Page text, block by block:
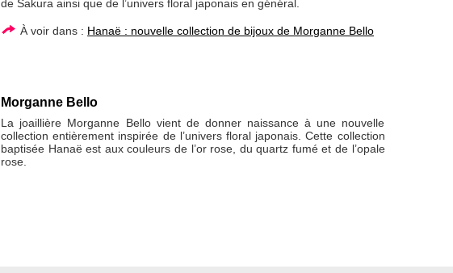
de Sakura ainsi que de l’univers floral japonais en général.
À voir dans : Hanaë : nouvelle collection de bijoux de Morganne Bello
Morganne Bello
La joaillière Morganne Bello vient de donner naissance à une nouvelle
collection entièrement inspirée de l’univers floral japonais. Cette collection
baptisée Hanaë est aux couleurs de l’or rose, du quartz fumé et de l’opale
rose.